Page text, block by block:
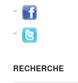
RECHERCHE